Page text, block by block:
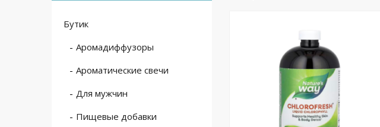
Бутик
Аромадиффузоры
Ароматические свечи
Для мужчин
Пищевые добавки